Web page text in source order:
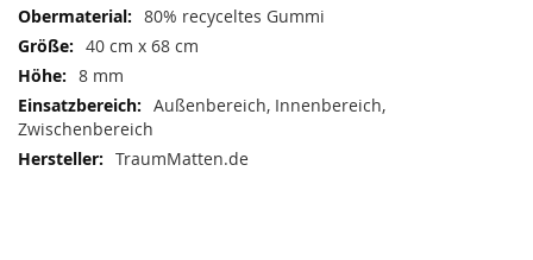
80% recyceltes Gummi
40 cm x 68 cm
8 mm
Außenbereich, Innenbereich,
Zwischenbereich
TraumMatten.de